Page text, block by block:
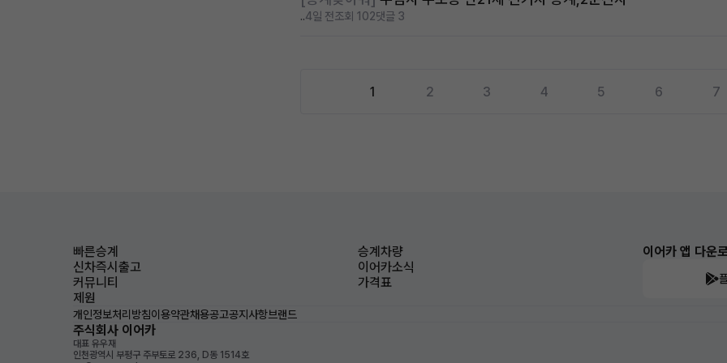
..4일 전조회 102댓글 3
1 2 3 4 5 6 7
빠른승계
승계차량
신차즉시출고
이어카소식
커뮤니티
가격표
제원
이어카 앱 다운
개인정보처리방침이용약관채용공고공지사항브랜드
주식회사 이어카
대표 유우재
인천광역시 부평구 주부토로 236, D동 1514호